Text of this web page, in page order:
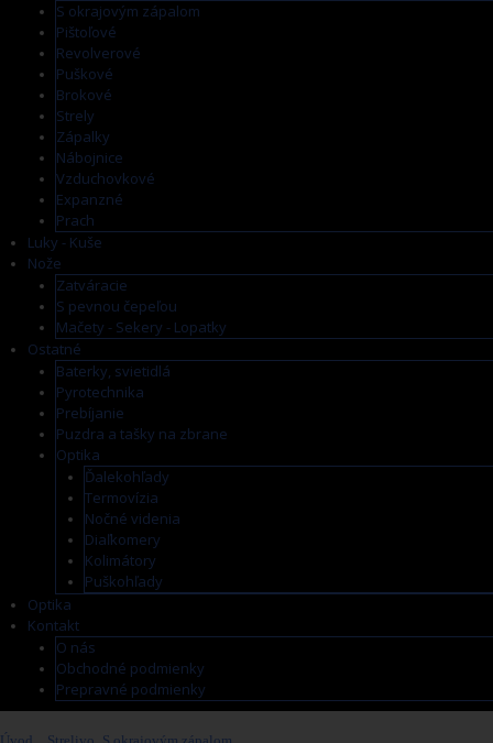
S okrajovým zápalom
Pištoľové
Revolverové
Puškové
Brokové
Strely
Zápalky
Nábojnice
Vzduchovkové
Expanzné
Prach
Luky - Kuše
Nože
Zatváracie
S pevnou čepeľou
Mačety - Sekery - Lopatky
Ostatné
Baterky, svietidlá
Pyrotechnika
Prebíjanie
Puzdra a tašky na zbrane
Optika
Ďalekohľady
Termovízia
Nočné videnia
Diaľkomery
Kolimátory
Puškohľady
Optika
Kontakt
O nás
Obchodné podmienky
Prepravné podmienky